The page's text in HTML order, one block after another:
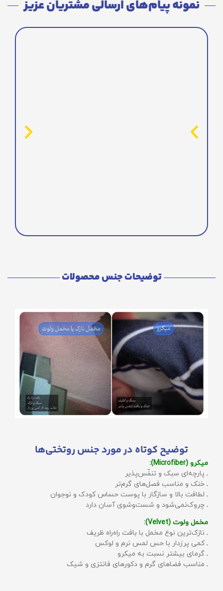
نمونه پیام‌های ارسالی مشتریان عزیز
توضیحات جنس محصولات
توضیح کوتاه در مورد جنس روتختی‌ها
میکرو (Microfiber):
ـ پارچه‌ای سبک و تنفّس‌پذیر
ـ خنک و مناسب فصل‌های گرم‌تر
ـ لطافت بالا و سازگار با پوست حساس کودک و نوجوان
ـ چروک‌نمی‌شود و شست‌وشوی آسان دارد
مخمل ولوت (Velvet):
ـ نازک‌ترین نوع مخمل با بافت راه‌راه ظریف
ـ کمی پرزدار با حس لمس نرم و لوکس
ـ گرمای بیشتر نسبت به میکرو
ـ مناسب فضاهای گرم و دکورهای فانتزی و شیک